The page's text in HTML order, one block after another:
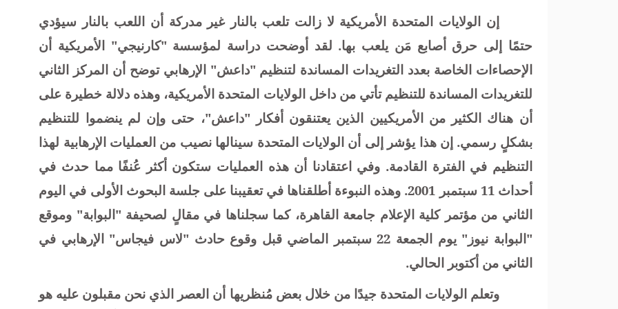
إن الولايات المتحدة الأمريكية لا زالت تلعب بالنار غير مدركة أن اللعب بالنار سيؤدي
حتمًا إلى حرق أصابع مَن يلعب بها. لقد أوضحت دراسة لمؤسسة "كارنيجي" الأمريكية أن
الإحصاءات الخاصة بعدد التغريدات المساندة لتنظيم "داعش" الإرهابي توضح أن المركز الثاني
للتغريدات المساندة للتنظيم تأتي من داخل الولايات المتحدة الأمريكية، وهذه دلالة خطيرة على
أن هناك الكثير من الأمريكيين الذين يعتنقون أفكار "داعش"، حتى وإن لم ينضموا للتنظيم
بشكلٍ رسمي. إن هذا يؤشر إلى أن الولايات المتحدة سينالها نصيب من العمليات الإرهابية لهذا
التنظيم في الفترة القادمة. وفي اعتقادنا أن هذه العمليات ستكون أكثر عُنفًا مما حدث في
أحداث 11 سبتمبر 2001. وهذه النبوءة أطلقناها في تعقيبنا على جلسة البحوث الأولى في اليوم
الثاني من مؤتمر كلية الإعلام جامعة القاهرة، كما سجلناها في مقالٍ لصحيفة "البوابة" وموقع
"البوابة نيوز" يوم الجمعة 22 سبتمبر الماضي قبل وقوع حادث "لاس فيجاس" الإرهابي في
الثاني من أكتوبر الحالي.
وتعلم الولايات المتحدة جيدًا من خلال بعض مُنظريها أن العصر الذي نحن مقبلون عليه هو